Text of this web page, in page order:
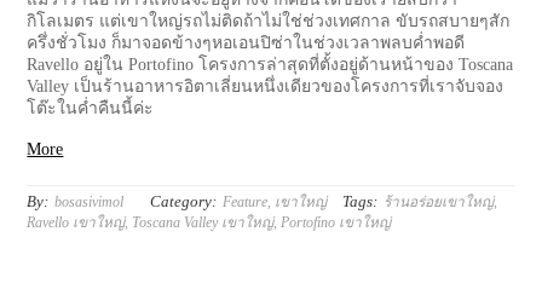
กิโลเมตร แต่เขาใหญ่รถไม่ติดถ้าไม่ใช่ช่วงเทศกาล ขับรถสบายๆสัก
ครึ่งชั่วโมง ก็มาจอดข้างๆหอเอนปิซ่าในช่วงเวลาพลบค่ำพอดี
Ravello อยู่ใน Portofino โครงการล่าสุดที่ตั้งอยู่ด้านหน้าของ Toscana
Valley เป็นร้านอาหารอิตาเลี่ยนหนึ่งเดียวของโครงการที่เราจับจอง
โต๊ะในค่ำคืนนี้ค่ะ
More
By: bosasivimol Category: Feature, เขาใหญ่ Tags: ร้านอร่อยเขาใหญ่,
Ravello เขาใหญ่, Toscana Valley เขาใหญ่,Portofino เขาใหญ่